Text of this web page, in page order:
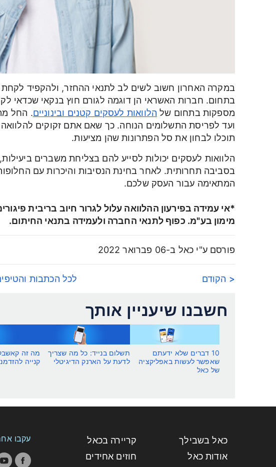
במקרה האחרון חשוב לשים לב לתנאי ההחזר, ולהקפיד לקחת
בתחום. חברות האשראי הן דוגמה לגורם חוץ בנקאי שכדאי
מספקות בתחום של הלוואות לעסקים קטנים ובינוניים. החל
ועד לפריסת התשלומים הנוחה. כך שאם אתם זקוקים
תוכלו לבחון את סל הפתרונות שהן מציעות.
הלוואות לעסקים יכולות לסייע להם בצליחת משברים
בסביבה תחרותית. לאחר בחינת הנסיבות והיכרות עם
המתאימה עבור העסק שלכם.
*אי עמידה בפירעון ההלוואה עלול לגרור חיוב בריבית
מימון בע"מ. כפוף לתנאי החברה ולעמידה בתנאי החיתום.
פורסם ע"י כאל ב-06 פברואר 2022
< הקודם לכל הכתבות
חשבנו שיעניין אותך
10 דברים שלא ידעתם
שאפשר לעשות באפליקציה
של כאל
תשלום בנייד: כל מה שצריך
לדעת על הארנק הדיגיטלי
מה זה
קנייה
כאל בשבילך
קריירה בכאל
אודות כאל
חוזים אחידים
עקבו